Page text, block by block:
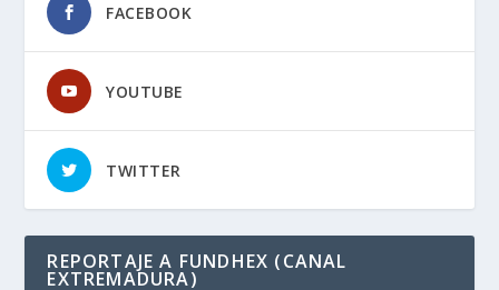
FACEBOOK
YOUTUBE
TWITTER
REPORTAJE A FUNDHEX (CANAL
EXTREMADURA)